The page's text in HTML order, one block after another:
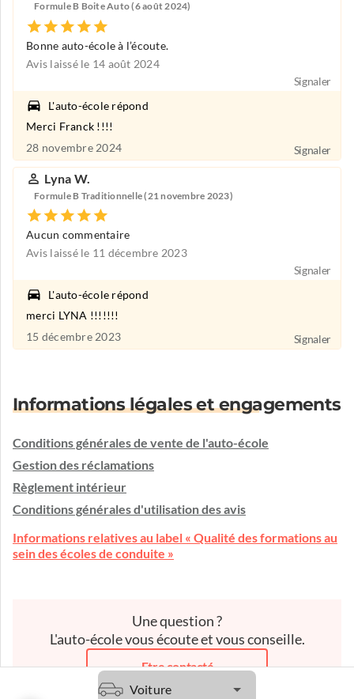
Formule B Boite Auto (6 août 2024)
Bonne auto-école à l’écoute.
Avis laissé le 14 août 2024
Signaler
L'auto-école répond
Merci Franck !!!!
28 novembre 2024
Signaler
Lyna W.
Formule B Traditionnelle (21 novembre 2023)
Aucun commentaire
Avis laissé le 11 décembre 2023
Signaler
L'auto-école répond
merci LYNA !!!!!!!
15 décembre 2023
Signaler
Informations légales et engagements
Conditions générales de vente de l'auto-école
Gestion des réclamations
Règlement intérieur
Conditions générales d'utilisation des avis
Informations relatives au label « Qualité des formations au
sein des écoles de conduite »
Une question ?
L'auto-école vous écoute et vous conseille.
Etre contacté
Voiture